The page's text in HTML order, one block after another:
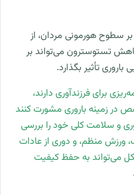
سطوح هورمونی مردان، از
تستوسترون می‌تواند بر
تأثیر بگذارد.
برای فرزندآوری دارند،
زمینه باروری مشورت کنند
و سلامت کلی خود را بررسی
ورزش منظم، و دوری از عادات
می‌تواند به حفظ کیفیت